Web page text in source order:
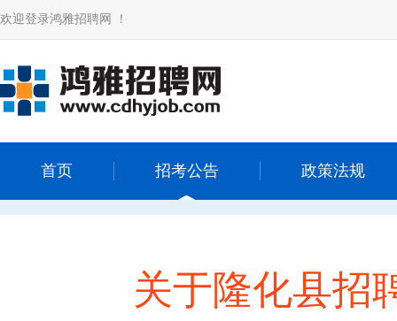
欢迎登录鸿雅招聘网 ！
首页 招考公告 政策法规
关于隆化县招